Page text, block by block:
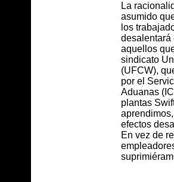
La
asumido
los
desalentará
aquellos
sindicato
(UFCW),
por el
Aduanas
plantas
efectos
En vez de